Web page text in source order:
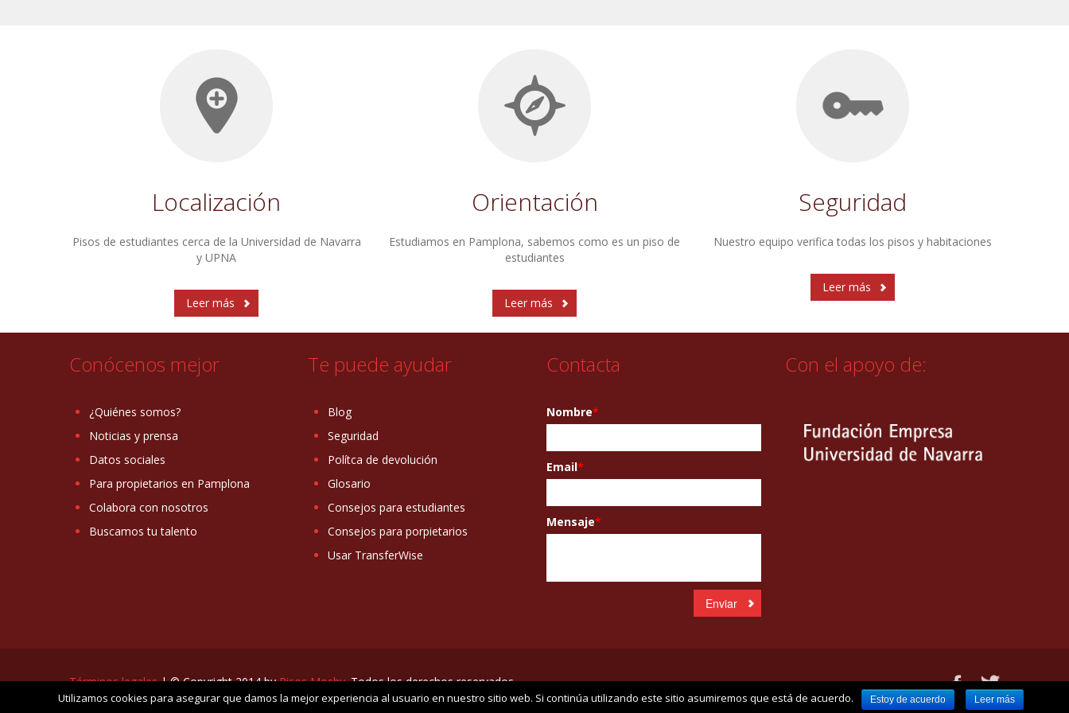
Localización
Pisos de estudiantes cerca de la Universidad de Navarra
y UPNA
Leer más
Orientación
Estudiamos en Pamplona, sabemos como es un piso de
estudiantes
Leer más
Seguridad
Nuestro equipo verifica todas los pisos y habitaciones
Leer más
Conócenos mejor
¿Quiénes somos?
Noticias y prensa
Datos sociales
Para propietarios en Pamplona
Colabora con nosotros
Buscamos tu talento
Te puede ayudar
Blog
Seguridad
Polítca de devolución
Glosario
Consejos para estudiantes
Consejos para porpietarios
Usar TransferWise
Contacta
Nombre*
Email*
Mensaje*
Con el apoyo de:
Términos legales| © Copyright 2014 byPisos Mosby. Todos los derechos reservados.
Utilizamos cookies para asegurar que damos la mejor experiencia al usuario en nuestro sitio web. Si continúa utilizando este sitio asumiremos que está de acuerdo. Estoy de acuerdo Leer más